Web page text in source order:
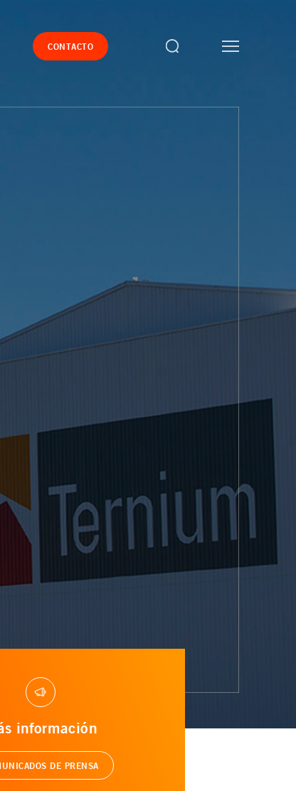
CONTACTO
información
DE PRENSA